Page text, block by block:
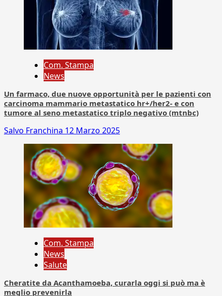
Com. Stampa
News
Un farmaco, due nuove opportunità per le pazienti con
carcinoma mammario metastatico hr+/her2- e con
tumore al seno metastatico triplo negativo (mtnbc)
Salvo Franchina 12 Marzo 2025
Com. Stampa
News
Salute
Cheratite da Acanthamoeba, curarla oggi si può ma è
meglio prevenirla